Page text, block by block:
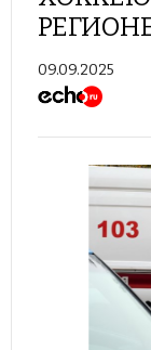
09.09.2025